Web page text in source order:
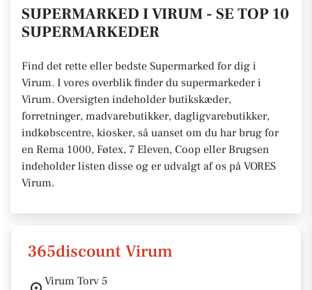
SUPERMARKED I VIRUM - SE TOP 10
SUPERMARKEDER
Find det rette eller bedste Supermarked for dig i
Virum. I vores overblik finder du supermarkeder i
Virum. Oversigten indeholder butikskæder,
forretninger, madvarebutikker, dagligvarebutikker,
indkøbscentre, kiosker, så uanset om du har brug for
en Rema 1000, Føtex, 7 Eleven, Coop eller Brugsen
indeholder listen disse og er udvalgt af os på VORES
Virum.
365discount Virum
Virum Torv 5